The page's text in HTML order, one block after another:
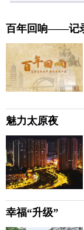
百年回响——记
魅力太原夜
幸福“升级”